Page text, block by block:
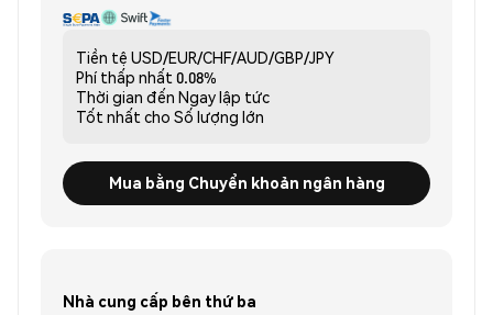
Tiền tệ USD/EUR/CHF/AUD/GBP/JPY
Phí thấp nhất 0.08%
Thời gian đến Ngay lập tức
Tốt nhất cho Số lượng lớn
Mua bằng Chuyển khoản ngân hàng
Nhà cung cấp bên thứ ba